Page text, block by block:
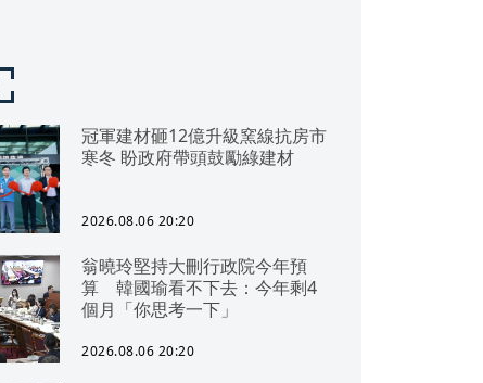
冠軍建材砸12億升級窯線抗房市
寒冬 盼政府帶頭鼓勵綠建材
2026.08.06 20:20
翁曉玲堅持大刪行政院今年預
算 韓國瑜看不下去：今年剩4
個月「你思考一下」
2026.08.06 20:20